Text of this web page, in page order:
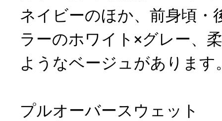
ネイビーのほか、前身頃・
ラーのホワイト×グレー、
ようなベージュがあります
プルオーバースウェット